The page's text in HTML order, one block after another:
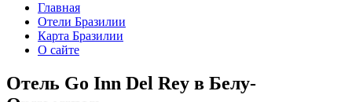
Главная
Отели Бразилии
Карта Бразилии
О сайте
Отель Go Inn Del Rey в Белу-